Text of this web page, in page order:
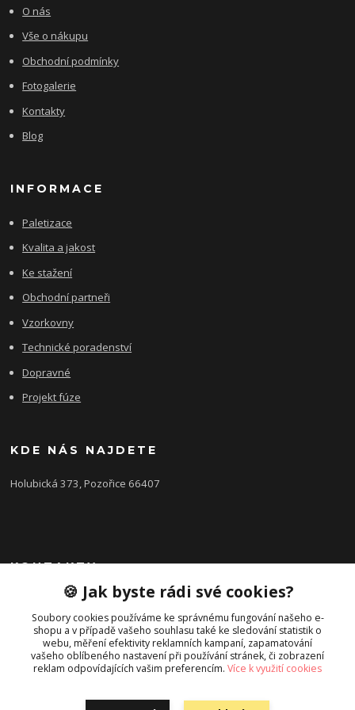
O nás
Vše o nákupu
Obchodní podmínky
Fotogalerie
Kontakty
Blog
INFORMACE
Paletizace
Kvalita a jakost
Ke stažení
Obchodní partneři
Vzorkovny
Technické poradenství
Dopravné
Projekt fúze
KDE NÁS NAJDETE
Holubická 373, Pozořice 66407
KONTAKTY
Zákaznická podpora FEROBET s.r.o.
+420 602 516 225
(Letní období Po-Pá, 7:00-16:00hod.)
pozorice@ferobet.cz
🍪 Jak byste rádi své cookies?
Soubory cookies používáme ke správnému fungování našeho e-
shopu a v případě vašeho souhlasu také ke sledování statistik o
webu, měření efektivity reklamních kampaní, zapamatování
vašeho oblíbeného nastavení při používání stránek, či zobrazení
reklam odpovídajících vašim preferencím. Více k využití cookies